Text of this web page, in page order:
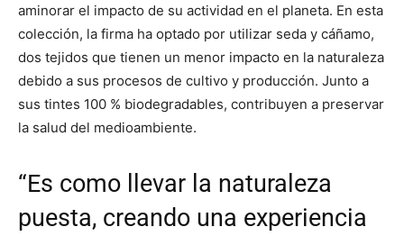
aminorar el impacto de su actividad en el planeta. En esta
colección, la firma ha optado por utilizar seda y cáñamo,
dos tejidos que tienen un menor impacto en la naturaleza
debido a sus procesos de cultivo y producción. Junto a
sus tintes 100 % biodegradables, contribuyen a preservar
la salud del medioambiente.
“Es como llevar la naturaleza
puesta, creando una experiencia